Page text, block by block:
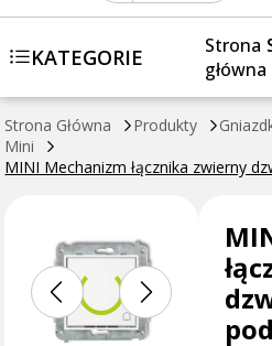
KATEGORIE
Strona
główna
Strona Główna Produkty
Mini
MINI Mechanizm łącznika zwierny